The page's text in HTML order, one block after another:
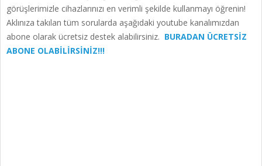
görüşlerimizle cihazlarınızı en verimli şekilde kullanmayı öğrenin!
Aklınıza takılan tüm sorularda aşağıdaki youtube kanalımızdan
abone olarak ücretsiz destek alabilirsiniz. BURADAN ÜCRETSİZ
ABONE OLABİLİRSİNİZ!!!